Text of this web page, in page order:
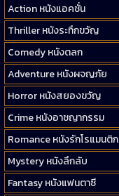
Action หนังแอคชั่น
Thriller หนังระทึกขวัญ
Comedy หนังตลก
Adventure หนังผจญภัย
Horror หนังสยองขวัญ
Crime หนังอาชญากรรม
Romance หนังรักโรแมนติก
Mystery หนังลึกลับ
Fantasy หนังแฟนตาซี